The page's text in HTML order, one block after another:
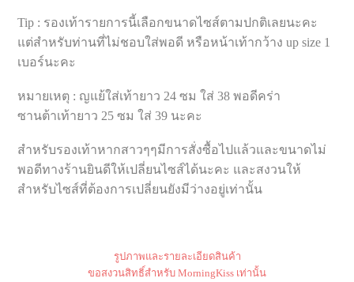
Tip : รองเท้ารายการนี้เลือกขนาดไซส์ตามปกติเลยนะคะ
แต่สำหรับท่านที่ไม่ชอบใส่พอดี หรือหน้าเท้ากว้าง up size 1
เบอร์นะคะ
หมายเหตุ : ญแย้ใส่เท้ายาว 24 ซม ใส่ 38 พอดีคร่า
ซานต้าเท้ายาว 25 ซม ใส่ 39 นะคะ
สำหรับรองเท้าหากสาวๆๆมีการสั่งซื้อไปแล้วและขนาดไม่
พอดีทางร้านยินดีให้เปลี่ยนไซส์ได้นะคะ และสงวนให้
สำหรับไซส์ที่ต้องการเปลี่ยนยังมีว่างอยู่เท่านั้น
รูปภาพและรายละเอียดสินค้า
ขอสงวนสิทธิ์สำหรับ MorningKiss เท่านั้น